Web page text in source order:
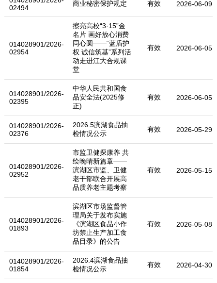
02494
商业秘密保护规定 有效 2026-06-09
014028901/2026-
02954
擦亮高校“3·15”金
名片 画好放心消费
同心圆——“蓝盾护
权 诚信筑基”系列活
动走进江大合规课
堂
有效 2026-06-05
014028901/2026-
02395
中华人民共和国食
品安全法(2025修
正)
有效 2026-06-05
014028901/2026-
02376
2026.5滨湖食品抽
检情况公示
有效 2026-05-29
014028901/2026-
02952
市监卫健探康养 共
绘晚晴新篇章——
滨湖区市监、卫健
老干部联合开展高
品质养老主题考察
有效 2026-05-15
014028901/2026-
01893
滨湖区市场监督管
理局关于发布实施
《滨湖区食品小作
坊禁止生产加工食
品目录》的公告
有效 2026-05-08
014028901/2026-
01854
2026.4滨湖食品抽
检情况公示
有效 2026-04-30